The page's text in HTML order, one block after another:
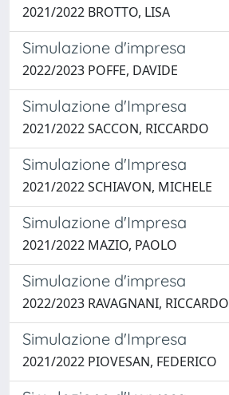
2021/2022 BROTTO, LISA
Simulazione d'impresa
2022/2023 POFFE, DAVIDE
Simulazione d'Impresa
2021/2022 SACCON, RICCARDO
Simulazione d'Impresa
2021/2022 SCHIAVON, MICHELE
Simulazione d'Impresa
2021/2022 MAZIO, PAOLO
Simulazione d'impresa
2022/2023 RAVAGNANI, RICCARDO
Simulazione d'Impresa
2021/2022 PIOVESAN, FEDERICO